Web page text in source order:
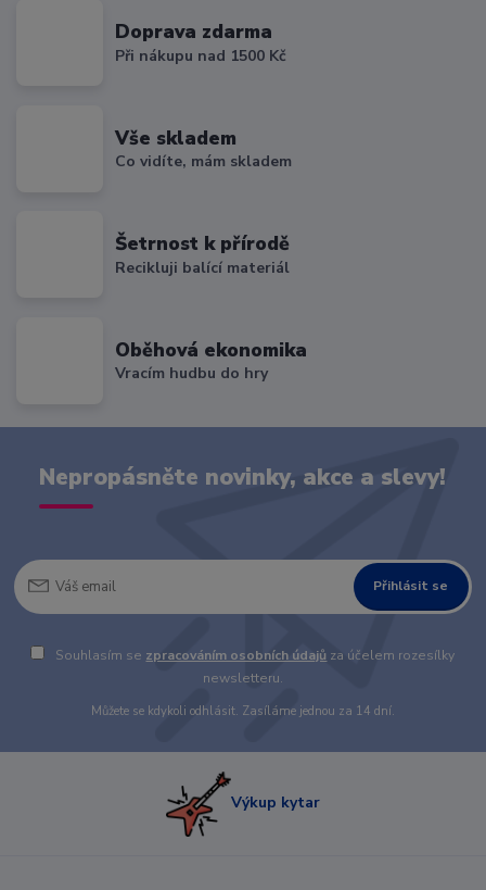
Doprava zdarma
Při nákupu nad 1500 Kč
Vše skladem
Co vidíte, mám skladem
Šetrnost k přírodě
Recikluji balící materiál
Oběhová ekonomika
Vracím hudbu do hry
Nepropásněte novinky, akce a slevy!
Přihlásit se
Souhlasím se zpracováním osobních údajů za účelem rozesílky
newsletteru.
Můžete se kdykoli odhlásit. Zasíláme jednou za 14 dní.
Výkup kytar